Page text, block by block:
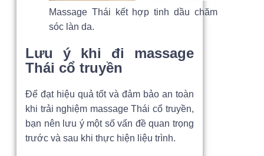
Massage Thái kết hợp tinh dầu chăm
sóc làn da.
Lưu ý khi đi massage
Thái cổ truyền
Để đạt hiệu quả tốt và đảm bảo an toàn
khi trải nghiệm massage Thái cổ truyền,
bạn nên lưu ý một số vấn đề quan trọng
trước và sau khi thực hiện liệu trình.